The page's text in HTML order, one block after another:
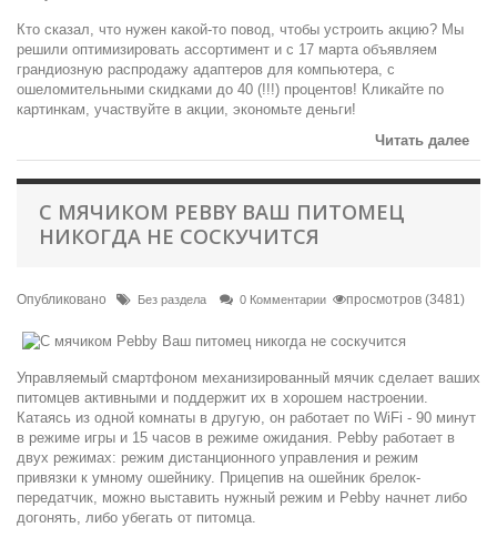
Кто сказал, что нужен какой-то повод, чтобы устроить акцию? Мы
решили оптимизировать ассортимент и с 17 марта объявляем
грандиозную распродажу адаптеров для компьютера, с
ошеломительными скидками до 40 (!!!) процентов! Кликайте по
картинкам, участвуйте в акции, экономьте деньги!
Читать далее
С МЯЧИКОМ PEBBY ВАШ ПИТОМЕЦ
НИКОГДА НЕ СОСКУЧИТСЯ
Опубликовано Без раздела 0 Комментарии просмотров (3481)
Управляемый смартфоном механизированный мячик сделает ваших
питомцев активными и поддержит их в хорошем настроении.
Катаясь из одной комнаты в другую, он работает по WiFi - 90 минут
в режиме игры и 15 часов в режиме ожидания. Pebby работает в
двух режимах: режим дистанционного управления и режим
привязки к умному ошейнику. Прицепив на ошейник брелок-
передатчик, можно выставить нужный режим и Pebby начнет либо
догонять, либо убегать от питомца.